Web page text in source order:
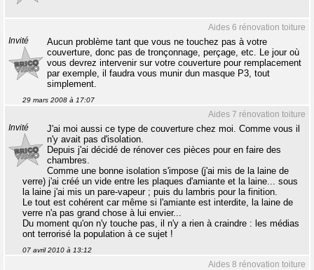
Aides 6 rénovation toiture
Invité
Aucun problème tant que vous ne touchez pas à votre
couverture, donc pas de tronçonnage, perçage, etc. Le jour où
vous devrez intervenir sur votre couverture pour remplacement
par exemple, il faudra vous munir dun masque P3, tout
simplement.
29 mars 2008 à 17:07
Aides 7 rénovation toiture
Invité
J'ai moi aussi ce type de couverture chez moi. Comme vous il
n'y avait pas d'isolation.
Depuis j'ai décidé de rénover ces pièces pour en faire des
chambres.
Comme une bonne isolation s'impose (j'ai mis de la laine de
verre) j'ai créé un vide entre les plaques d'amiante et la laine... sous
la laine j'ai mis un pare-vapeur ; puis du lambris pour la finition.
Le tout est cohérent car même si l'amiante est interdite, la laine de
verre n'a pas grand chose à lui envier...
Du moment qu'on n'y touche pas, il n'y a rien à craindre : les médias
ont terrorisé la population à ce sujet !
07 avril 2010 à 13:12
Aides 8 rénovation toiture